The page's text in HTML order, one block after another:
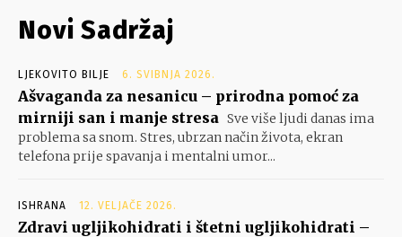
Novi Sadržaj
LJEKOVITO BILJE 6. SVIBNJA 2026.
Ašvaganda za nesanicu – prirodna pomoć za
mirniji san i manje stresa Sve više ljudi danas ima
problema sa snom. Stres, ubrzan način života, ekran
telefona prije spavanja i mentalni umor...
ISHRANA 12. VELJAČE 2026.
Zdravi ugljikohidrati i štetni ugljikohidrati –